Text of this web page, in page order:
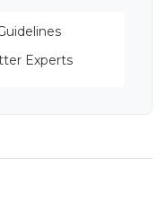
Experts